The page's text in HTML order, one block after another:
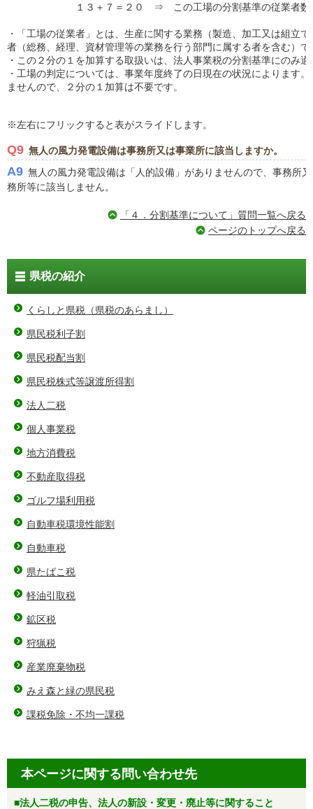
１３＋７＝２０ ⇒ この工場の分割基準の従業者数
・「工場の従業者」とは、生産に関する業務（製造、加工又は組立
者（総務、経理、資材管理等の業務を行う部門に属する者を含む）で
・この２分の１を加算する取扱いは、法人事業税の分割基準にのみ
・工場の判定については、事業年度終了の日現在の状況によります
ませんので、２分の１加算は不要です。
※左右にフリックすると表がスライドします。
Q9 無人の風力発電設備は事務所又は事業所に該当しますか。
A9 無人の風力発電設備は「人的設備」がありませんので、事務所
務所等に該当しません。
「４．分割基準について」質問一覧へ戻る
ページのトップへ戻る
県税の紹介
くらしと県税（県税のあらまし）
県民税利子割
県民税配当割
県民税株式等譲渡所得割
法人二税
個人事業税
地方消費税
不動産取得税
ゴルフ場利用税
自動車税環境性能割
自動車税
県たばこ税
軽油引取税
鉱区税
狩猟税
産業廃棄物税
みえ森と緑の県民税
課税免除・不均一課税
本ページに関する問い合わせ先
■法人二税の申告、法人の新設・変更・廃止等に関すること